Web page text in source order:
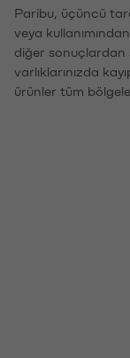
Paribu, üçüncü
veya
diğer sonuçlardan
varlıklarınızda
ürünler tüm